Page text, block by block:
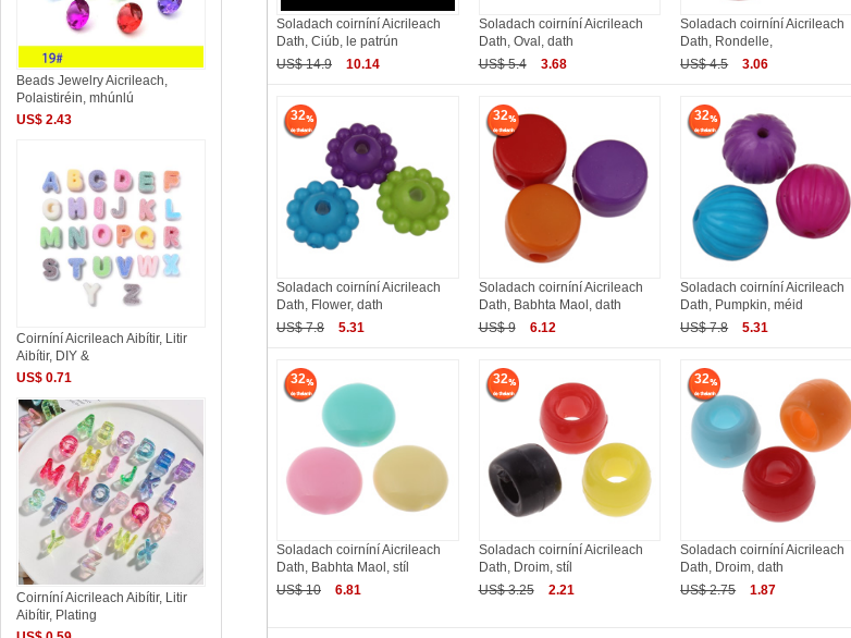
Soladach coirníní Aicrileach
Dath, Ciúb, le patrún
US$ 14.9
10.14
Soladach coirníní Aicrileach
Dath, Oval, dath
US$ 5.4
3.68
Soladach coirníní Aicrileach
Dath, Rondelle,
US$ 4.5
3.06
32
Soladach coirníní Aicrileach
Dath, Flower, dath
US$ 7.8
5.31
32
Soladach coirníní Aicrileach
Dath, Babhta Maol, dath
US$ 9
6.12
32
Soladach coirníní Aicrileach
Dath, Pumpkin, méid
US$ 7.8
5.31
32
Soladach coirníní Aicrileach
Dath, Babhta Maol, stíl
US$ 10
6.81
32
Soladach coirníní Aicrileach
Dath, Droim, stíl
US$ 3.25
2.21
32
Soladach coirníní Aicrileach
Dath, Droim, dath
US$ 2.75
1.87
Beads Jewelry Aicrileach,
Polaistiréin, mhúnlú
US$ 2.43
Coirníní Aicrileach Aibítir, Litir
Aibítir, DIY &
US$ 0.71
Coirníní Aicrileach Aibítir, Litir
Aibítir, Plating